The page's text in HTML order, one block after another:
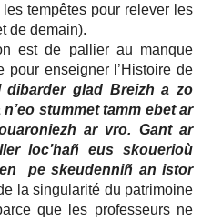
tempêtes pour relever les
de demain).
est de pallier au manque
pour enseigner l’Histoire de
glad Breizh a zo
stummet tamm ebet ar
ar vro. Gant ar
loc’hañ eus skouerioù
pe skeudenniñ an istor
la singularité du patrimoine
que les professeurs ne